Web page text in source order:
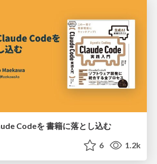
Codeを 書籍に落とし込む
6 1.2k